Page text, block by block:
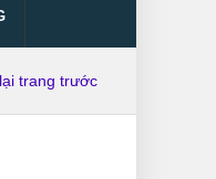
trang trước